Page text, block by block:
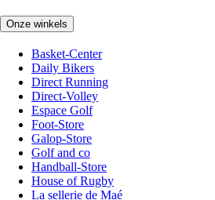
Onze winkels
Basket-Center
Daily Bikers
Direct Running
Direct-Volley
Espace Golf
Foot-Store
Galop-Store
Golf and co
Handball-Store
House of Rugby
La sellerie de Maé